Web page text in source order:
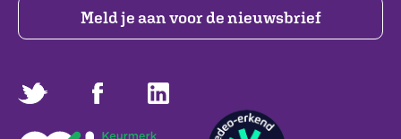
Meld je aan voor de nieuwsbrief